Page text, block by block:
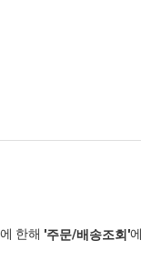
한해 '주문/배송조회'